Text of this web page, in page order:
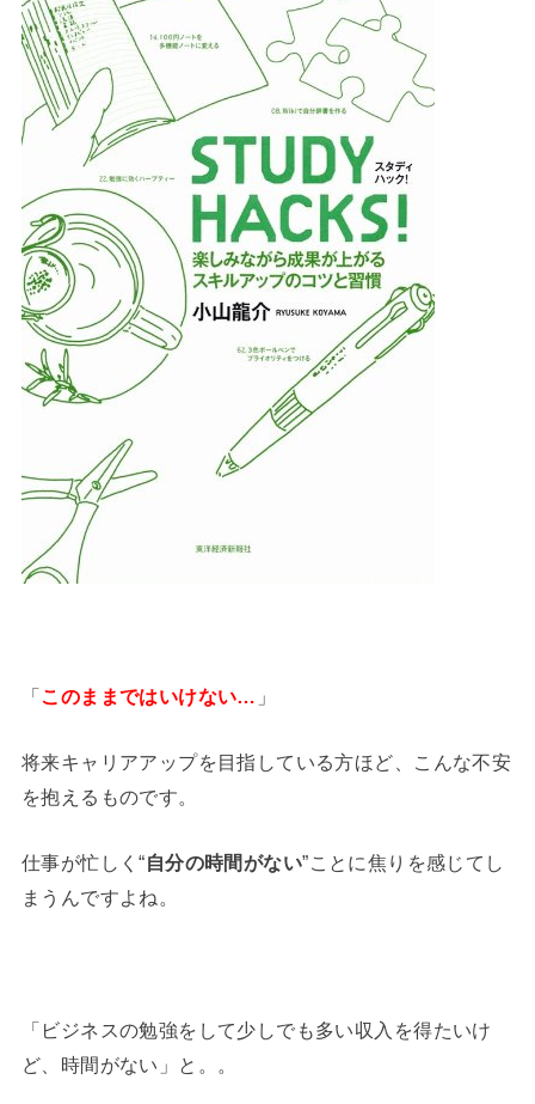
「このままではいけない… 」
将来キャリアアップを目指している方ほど、こんな不安
を抱えるものです。
仕事が忙しく“自分の時間がない”ことに焦りを感じてし
まうんですよね。
「ビジネスの勉強をして少しでも多い収入を得たいけ
ど、時間がない」と。。